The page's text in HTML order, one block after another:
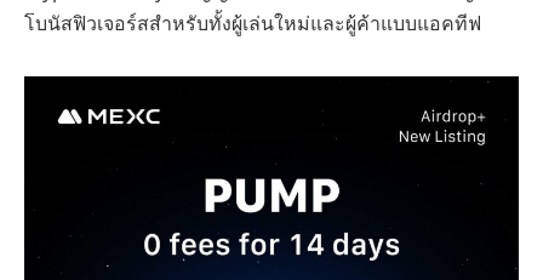
โบนัสฟิวเจอร์สสำหรับทั้งผู้เล่นใหม่และผู้ค้าแบบแอคทีฟ